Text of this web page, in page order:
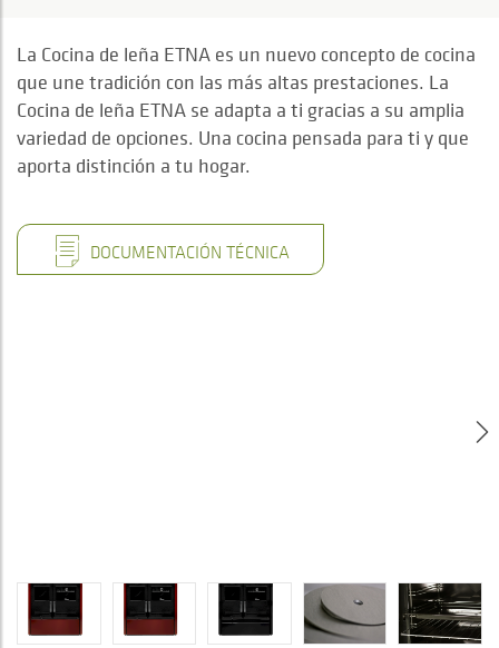
La Cocina de leña ETNA es un nuevo concepto de cocina
que une tradición con las más altas prestaciones. La
Cocina de leña ETNA se adapta a ti gracias a su amplia
variedad de opciones. Una cocina pensada para ti y que
aporta distinción a tu hogar.
DOCUMENTACIÓN TÉCNICA